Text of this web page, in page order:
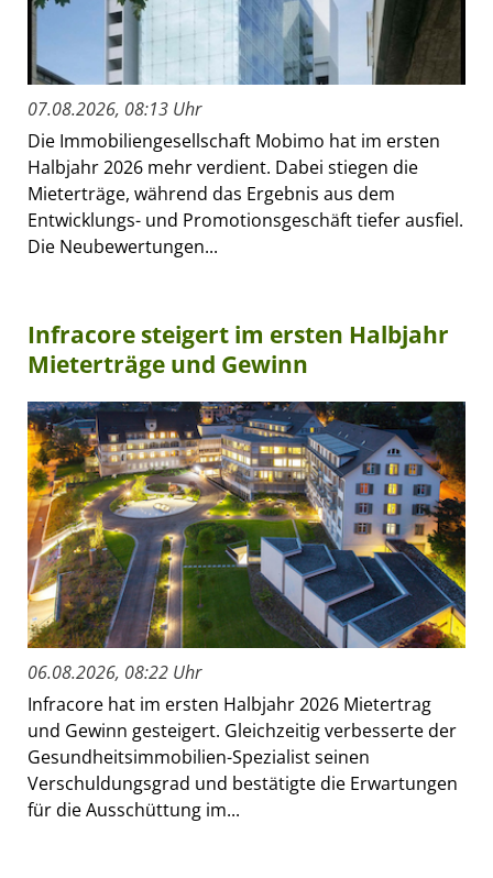
07.08.2026, 08:13 Uhr
Die Immobiliengesellschaft Mobimo hat im ersten
Halbjahr 2026 mehr verdient. Dabei stiegen die
Mieterträge, während das Ergebnis aus dem
Entwicklungs- und Promotionsgeschäft tiefer ausfiel.
Die Neubewertungen...
Infracore steigert im ersten Halbjahr
Mieterträge und Gewinn
06.08.2026, 08:22 Uhr
Infracore hat im ersten Halbjahr 2026 Mietertrag
und Gewinn gesteigert. Gleichzeitig verbesserte der
Gesundheitsimmobilien-Spezialist seinen
Verschuldungsgrad und bestätigte die Erwartungen
für die Ausschüttung im...